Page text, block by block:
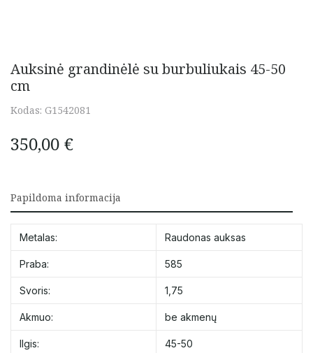
Auksinė grandinėlė su burbuliukais 45-50
cm
Kodas: G1542081
350,00 €
Papildoma informacija
Metalas: Raudonas auksas
Praba: 585
Svoris: 1,75
Akmuo: be akmenų
Ilgis: 45-50